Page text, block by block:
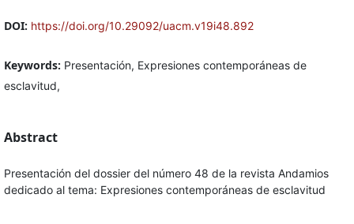
DOI: https://doi.org/10.29092/uacm.v19i48.892
Keywords: Presentación, Expresiones contemporáneas de
esclavitud,
Abstract
Presentación del dossier del número 48 de la revista Andamios
dedicado al tema: Expresiones contemporáneas de esclavitud